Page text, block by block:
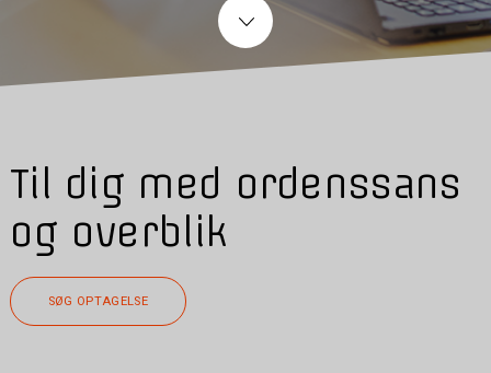
Til dig med ordenssans
og overblik
SØG OPTAGELSE